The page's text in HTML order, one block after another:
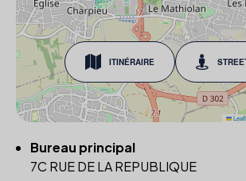
ITINÉRAIRE
Bureau principal
7C RUE DE LA REPUBLIQUE